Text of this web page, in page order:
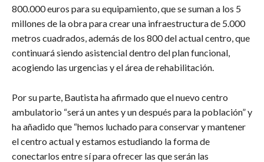
800.000 euros para su equipamiento, que se suman a los 5
millones de la obra para crear una infraestructura de 5.000
metros cuadrados, además de los 800 del actual centro, que
continuará siendo asistencial dentro del plan funcional,
acogiendo las urgencias y el área de rehabilitación.
Por su parte, Bautista ha afirmado que el nuevo centro
ambulatorio “será un antes y un después para la población” y
ha añadido que “hemos luchado para conservar y mantener
el centro actual y estamos estudiando la forma de
conectarlos entre sí para ofrecer las que serán las